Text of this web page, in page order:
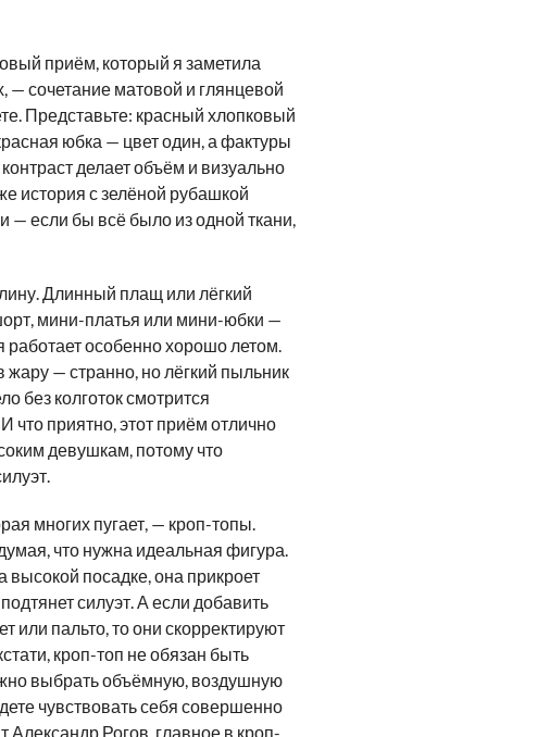
приём, который я заметила
— сочетание матовой и глянцевой
Представьте: красный хлопковый
юбка — цвет один, а фактуры
делает объём и визуально
история с зелёной рубашкой
— если бы всё было из одной ткани,
Длинный плащ или лёгкий
мини-платья или мини-юбки —
работает особенно хорошо летом.
жару — странно, но лёгкий пыльник
без колготок смотрится
что приятно, этот приём отлично
девушкам, потому что
многих пугает, — кроп-топы.
что нужна идеальная фигура.
высокой посадке, она прикроет
силуэт. А если добавить
или пальто, то они скорректируют
кроп-топ не обязан быть
выбрать объёмную, воздушную
чувствовать себя совершенно
Александр Рогов, главное в кроп-